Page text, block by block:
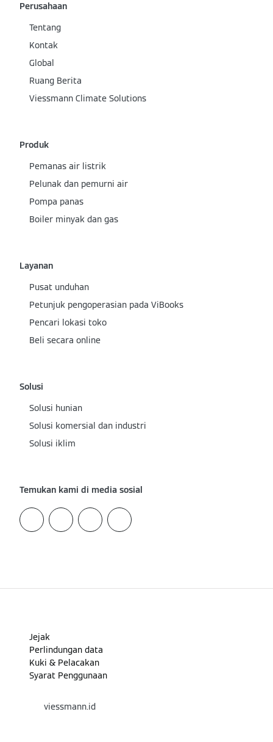
Perusahaan
Tentang
Kontak
Global
Ruang Berita
Viessmann Climate Solutions
Produk
Pemanas air listrik
Pelunak dan pemurni air
Pompa panas
Boiler minyak dan gas
Layanan
Pusat unduhan
Petunjuk pengoperasian pada ViBooks
Pencari lokasi toko
Beli secara online
Solusi
Solusi hunian
Solusi komersial dan industri
Solusi iklim
Temukan kami di media sosial
Jejak
Perlindungan data
Kuki & Pelacakan
Syarat Penggunaan
viessmann.id